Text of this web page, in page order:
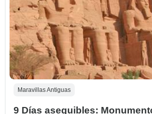
Maravillas Antiguas
9 Días asequibles: